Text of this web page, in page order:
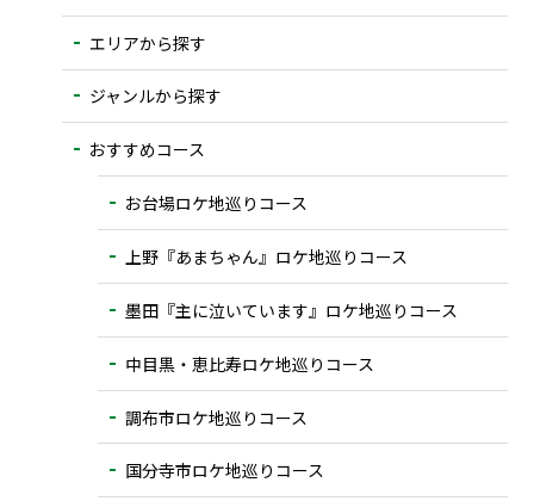
エリアから探す
ジャンルから探す
おすすめコース
お台場ロケ地巡りコース
上野『あまちゃん』ロケ地巡りコース
墨田『主に泣いています』ロケ地巡りコース
中目黒・恵比寿ロケ地巡りコース
調布市ロケ地巡りコース
国分寺市ロケ地巡りコース